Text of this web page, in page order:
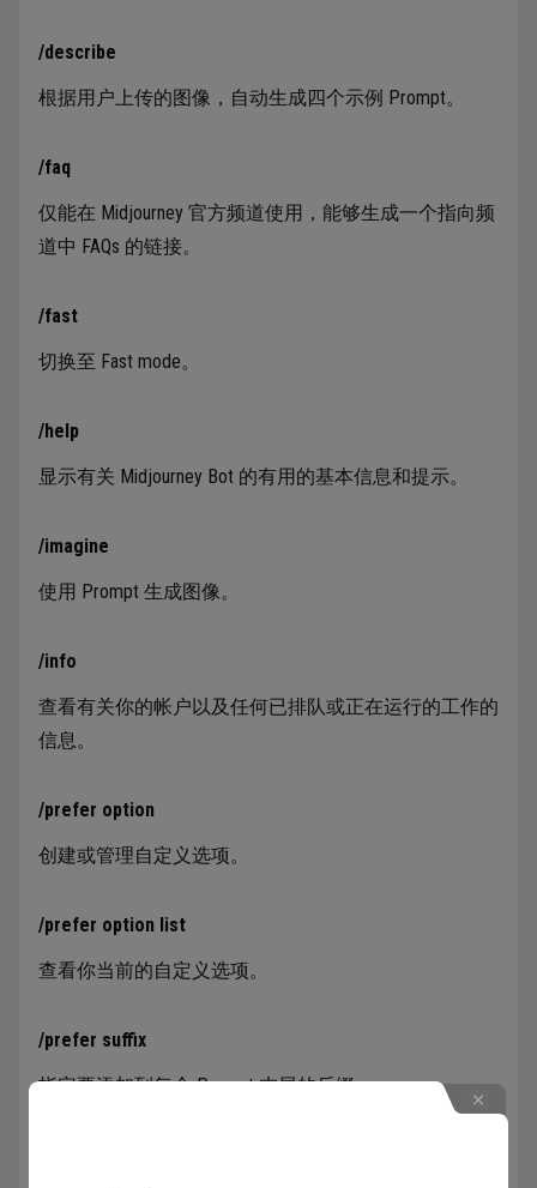
/describe
根据用户上传的图像，自动生成四个示例 Prompt。
/faq
仅能在 Midjourney 官方频道使用，能够生成一个指向频
道中 FAQs 的链接。
/fast
切换至 Fast mode。
/help
显示有关 Midjourney Bot 的有用的基本信息和提示。
/imagine
使用 Prompt 生成图像。
/info
查看有关你的帐户以及任何已排队或正在运行的工作的
信息。
/prefer option
创建或管理自定义选项。
/prefer option list
查看你当前的自定义选项。
/prefer suffix
指定要添加到每个 Prompt 末尾的后缀。